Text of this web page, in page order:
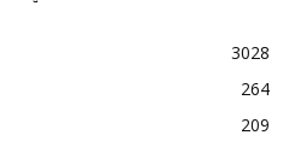
3028
264
209